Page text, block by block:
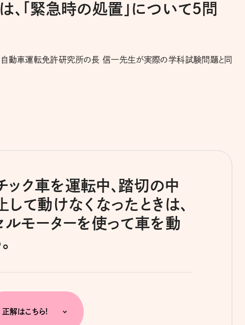
「緊急時の処置」について5問
自動車運転免許研究所の長 信一先生が実際の学科試験問題と同
ック車を運転中、踏切の中
て動けなくなったときは、
モーターを使って車を動
正解はこちら!